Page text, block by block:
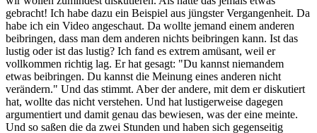
gebracht! Ich habe dazu ein Beispiel aus jüngster Vergangenheit. Da
habe ich ein Video angeschaut. Da wollte jemand einem anderen
beibringen, dass man dem anderen nichts beibringen kann. Ist das
lustig oder ist das lustig? Ich fand es extrem amüsant, weil er
vollkommen richtig lag. Er hat gesagt: "Du kannst niemandem
etwas beibringen. Du kannst die Meinung eines anderen nicht
verändern." Und das stimmt. Aber der andere, mit dem er diskutiert
hat, wollte das nicht verstehen. Und hat lustigerweise dagegen
argumentiert und damit genau das bewiesen, was der eine meinte.
Und so saßen die da zwei Stunden und haben sich gegenseitig